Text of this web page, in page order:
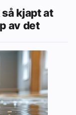
kjapt at
av det